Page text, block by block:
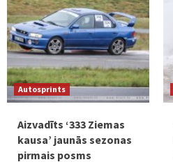
Autosprints
Aizvadīts ‘333 Ziemas
kausa’ jaunās sezonas
pirmais posms